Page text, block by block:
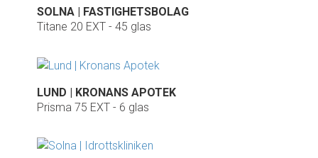
SOLNA | FASTIGHETSBOLAG
Titane 20 EXT - 45 glas
LUND | KRONANS APOTEK
Prisma 75 EXT - 6 glas